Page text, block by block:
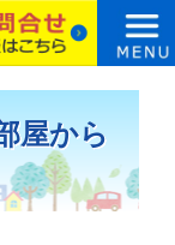
屋から